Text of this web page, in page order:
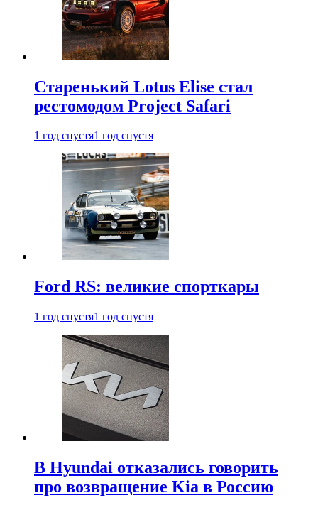
Старенький Lotus Elise стал
рестомодом Project Safari
1 год спустя1 год спустя
Ford RS: великие спорткары
1 год спустя1 год спустя
В Hyundai отказались говорить
про возвращение Kia в Россию